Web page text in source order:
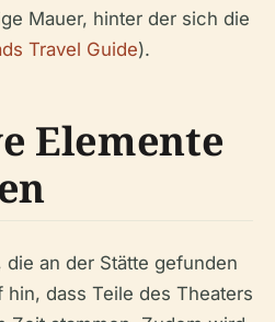
Mauer, hinter der sich die
Travel Guide).
Elemente
die an der Stätte gefunden
dass Teile des Theaters